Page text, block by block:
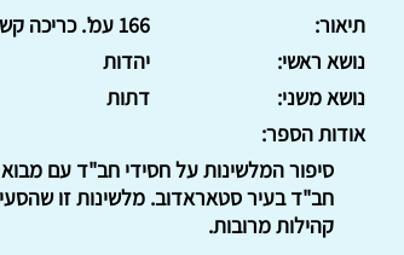
166 עמ'. כריכה קשה
תיאור:
יהדות
נושא ראשי:
דתות
נושא משני:
אודות הספר:
חב"ד בעיר סטאראדוב. מלשינות זו
קהילות מרובות.